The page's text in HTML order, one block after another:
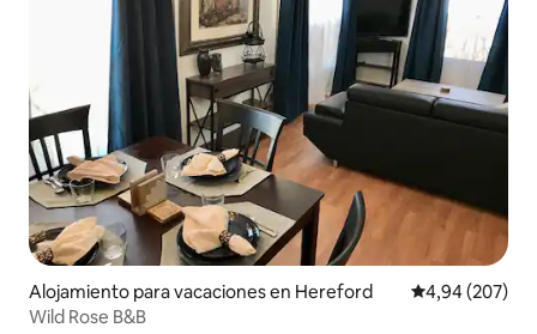
Alojamiento para vacaciones en Hereford Calificación
4,94 (207)
Wild Rose B&B